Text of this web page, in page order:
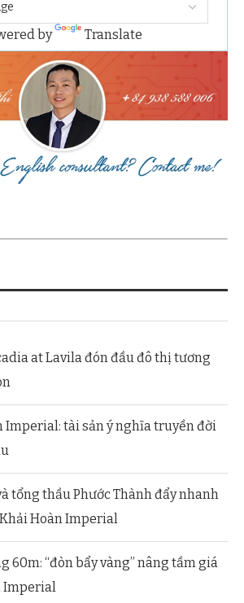
by Translate
at Lavila đón đầu đô thị tương
Imperial: tài sản ý nghĩa truyền đời
tổng thầu Phước Thành đẩy nhanh
Hoàn Imperial
60m: “đòn bẩy vàng” nâng tầm giá
Imperial